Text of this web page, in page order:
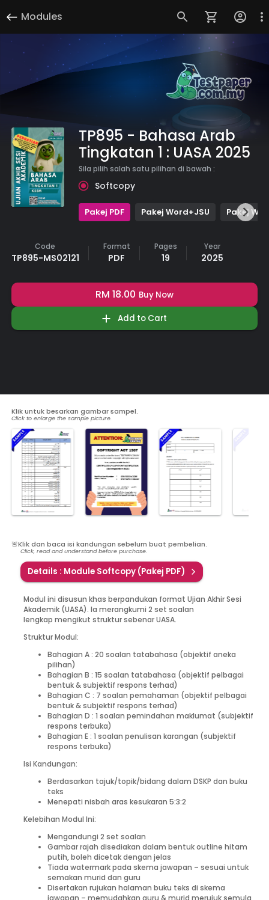
Modules
TP895 - Bahasa Arab
Tingkatan 1 : UASA 2025
Sila pilih salah satu pilihan di bawah :
Softcopy
Pakej PDF Pakej Word+JSU Pakej
Code
TP895-MS02121
Format
PDF
Pages
19
Year
2025
RM 18.00 Buy Now
Add to Cart
Klik untuk besarkan gambar sampel.
Click to enlarge the sample picture.
🚨Klik dan baca isi kandungan sebelum buat pembelian.
Click, read and understand before purchase.
Details : Module Softcopy (Pakej PDF)
Modul ini disusun khas berpandukan format Ujian Akhir Sesi
Akademik (UASA). Ia merangkumi 2 set soalan
lengkap mengikut struktur sebenar UASA.
Struktur Modul:
Bahagian A : 20 soalan tatabahasa (objektif aneka
pilihan)
Bahagian B : 15 soalan tatabahasa (objektif pelbagai
bentuk & subjektif respons terhad)
Bahagian C : 7 soalan pemahaman (objektif pelbagai
bentuk & subjektif respons terhad)
Bahagian D : 1 soalan pemindahan maklumat (subjektif
respons terbuka)
Bahagian E : 1 soalan penulisan karangan (subjektif
respons terbuka)
Isi Kandungan:
Berdasarkan tajuk/topik/bidang dalam DSKP dan buku
teks
Menepati nisbah aras kesukaran 5:3:2
Kelebihan Modul Ini:
Mengandungi 2 set soalan
Gambar rajah disediakan dalam bentuk outline hitam
putih, boleh dicetak dengan jelas
Tiada watermark pada skema jawapan – sesuai untuk
semakan murid dan guru
Disertakan rujukan halaman buku teks di skema
jawapan – memudahkan guru & murid merujuk semula